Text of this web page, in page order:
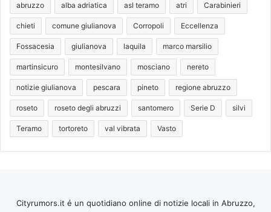
abruzzo alba adriatica asl teramo atri Carabinieri
chieti comune giulianova Corropoli Eccellenza
Fossacesia giulianova laquila marco marsilio
martinsicuro montesilvano mosciano nereto
notizie giulianova pescara pineto regione abruzzo
roseto roseto degli abruzzi santomero Serie D silvi
Teramo tortoreto val vibrata Vasto
Cityrumors.it é un quotidiano online di notizie locali in Abruzzo,